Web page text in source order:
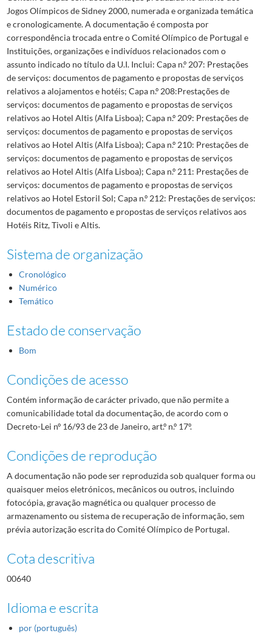
Jogos Olímpicos de Sidney 2000, numerada e organizada temática
e cronologicamente. A documentação é composta por
correspondência trocada entre o Comité Olímpico de Portugal e
Instituições, organizações e indivíduos relacionados com o
assunto indicado no título da U.I. Inclui: Capa n.º 207: Prestações
de serviços: documentos de pagamento e propostas de serviços
relativos a alojamentos e hotéis; Capa n.º 208:Prestações de
serviços: documentos de pagamento e propostas de serviços
relativos ao Hotel Altis (Alfa Lisboa); Capa n.º 209: Prestações de
serviços: documentos de pagamento e propostas de serviços
relativos ao Hotel Altis (Alfa Lisboa); Capa n.º 210: Prestações de
serviços: documentos de pagamento e propostas de serviços
relativos ao Hotel Altis (Alfa Lisboa); Capa n.º 211: Prestações de
serviços: documentos de pagamento e propostas de serviços
relativos ao Hotel Estoril Sol; Capa n.º 212: Prestações de serviços:
documentos de pagamento e propostas de serviços relativos aos
Hotéis Ritz, Tivoli e Altis.
Sistema de organização
Cronológico
Numérico
Temático
Estado de conservação
Bom
Condições de acesso
Contém informação de carácter privado, que não permite a
comunicabilidade total da documentação, de acordo com o
Decreto-Lei nº 16/93 de 23 de Janeiro, art.º n.º 17º.
Condições de reprodução
A documentação não pode ser reproduzida sob qualquer forma ou
quaisquer meios eletrónicos, mecânicos ou outros, incluindo
fotocópia, gravação magnética ou qualquer processo de
armazenamento ou sistema de recuperação de informação, sem
prévia autorização escrita do Comité Olímpico de Portugal.
Cota descritiva
00640
Idioma e escrita
por (português)